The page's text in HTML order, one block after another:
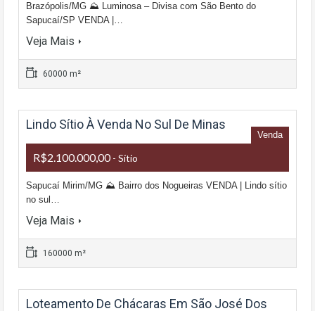
Brazópolis/MG ⛰ Luminosa – Divisa com São Bento do
Sapucaí/SP VENDA |…
Veja Mais
60000 m²
Lindo Sítio À Venda No Sul De Minas
Venda
R$2.100.000,00- Sítio
Sapucaí Mirim/MG ⛰ Bairro dos Nogueiras VENDA | Lindo sítio
no sul…
Veja Mais
160000 m²
Loteamento De Chácaras Em São José Dos